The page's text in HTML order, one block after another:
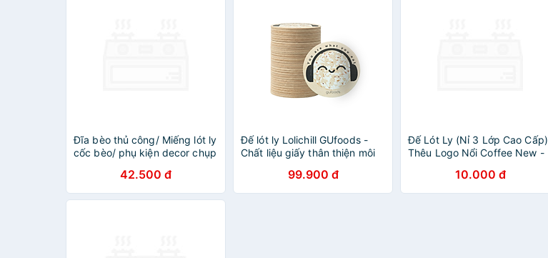
Đĩa bèo thủ công/ Miếng lót ly
cốc bèo/ phụ kiện decor chụp
12/20/30/37/50cm | ongtre
(Vietnam)
42.500 đ
Đế lót ly Lolichill GUfoods -
Chất liệu giấy thân thiện môi
Sống xanh ăn lành cùng GU
99.900 đ
Đế Lót Ly (Nỉ 3 Lớp Cao Cấp)
Thêu Logo Nổi Coffee New -
nhanh - Nhỏ, gọn, Đẹp_Coffee
New
10.000 đ